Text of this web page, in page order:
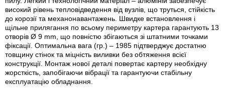
високий рівень тепловідведення від вузлів, що труться, стійкість
до корозії та механонавантажень. Швидке встановлення і
щільне прилягання по всьому периметру картера гарантують 13
отворів Ø 9 mm, що повністю збігаються зі штатними точками
фіксації. Оптимальна вага (гр.) – 1985 підтверджує достатню
товщину стінок та міцність виливки без обтяження всієї
конструкції. Монтаж нової деталі повертає картеру необхідну
жорсткість, запобігаючи вібрації та гарантуючи стабільну
експлуатацію обладнання.